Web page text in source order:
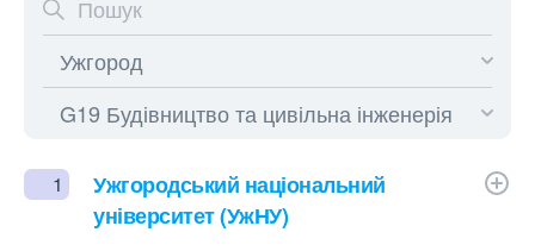
1
Ужгородський національний
університет (УжНУ)